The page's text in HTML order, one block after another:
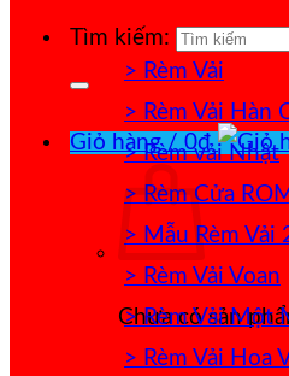
Tìm kiếm:
Giỏ hàng /0₫
Chưa có sản
> Rèm Vải
> Rèm Vải Hàn
> Rèm vải Nhật
> Rèm Cửa
> Mẫu Rèm Vải
> Rèm Vải Voan
> Rèm Vải Một
> Rèm Vải Hoa